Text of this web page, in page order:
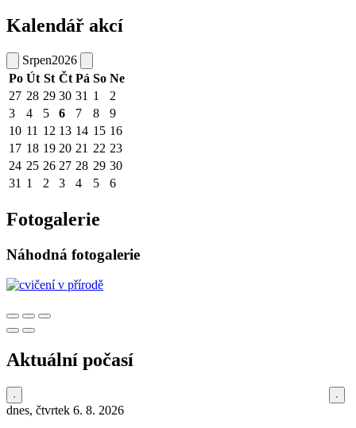
Kalendář akcí
Srpen2026
Po Út St Čt Pá So Ne
27 28 29 30 31 1
2
3
4 5 6 7 8
9
10 11 12 13 14 15 16
17 18 19 20 21 22 23
24 25 26 27 28 29 30
31 1 2 3 4 5 6
Fotogalerie
Náhodná fotogalerie
Aktuální počasí
dnes, čtvrtek 6. 8. 2026